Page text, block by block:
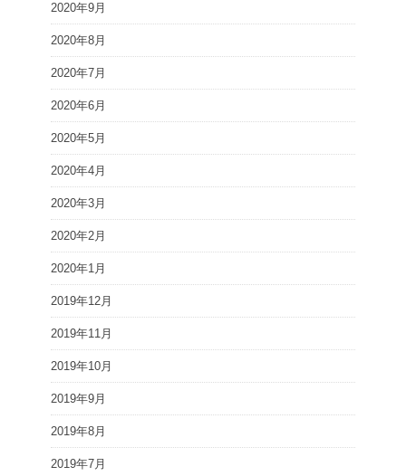
2020年9月
2020年8月
2020年7月
2020年6月
2020年5月
2020年4月
2020年3月
2020年2月
2020年1月
2019年12月
2019年11月
2019年10月
2019年9月
2019年8月
2019年7月